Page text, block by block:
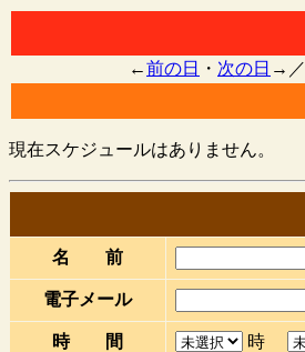
←前の日 ・ 次の日 →／
現在スケジュールはありません。
名 前
電子メール
時 間 時